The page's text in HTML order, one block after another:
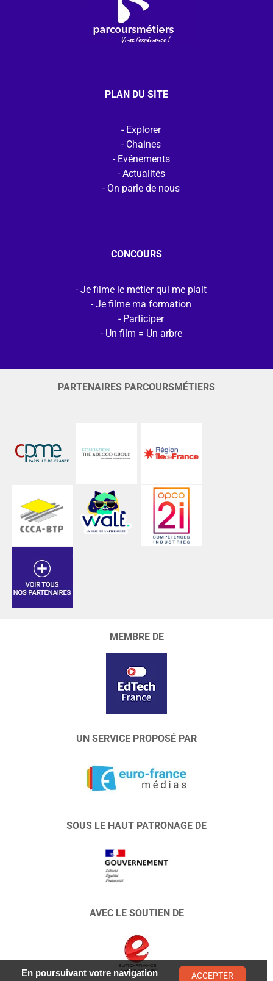
PLAN DU SITE
Explorer
Chaines
Evénements
Actualités
On parle de nous
CONCOURS
Je filme le métier qui me plait
Je filme ma formation
Participer
Un film = Un arbre
PARTENAIRES PARCOURSMÉTIERS
MEMBRE DE
UN SERVICE PROPOSÉ PAR
SOUS LE HAUT PATRONAGE DE
AVEC LE SOUTIEN DE
En poursuivant votre navigation ACCEPTER